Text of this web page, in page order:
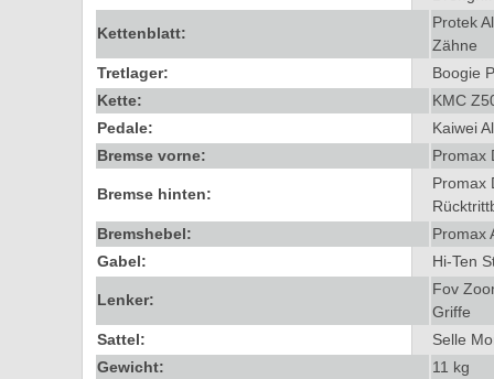
Kettenblatt:
Protek
Zähne
Tretlager:
Boogie
Kette:
KMC
Pedale:
Kaiwei
Bremse vorne:
Promax
Bremse hinten:
Promax
Bremshebel:
Promax
Gabel:
Hi-Ten
Lenker:
Fov
Griffe
Sattel:
Selle
Gewicht:
11 kg